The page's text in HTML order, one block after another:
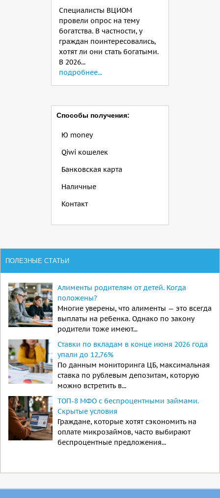
Специалисты ВЦИОМ
провели опрос на тему
богатства. В частности, у
граждан поинтересовались,
хотят ли они стать богатыми.
В 2026...
подробнее...
Способы получения:
Ю money
Qiwi кошелек
Банковская карта
Наличные
Контакт
ПОЛЕЗНЫЕ СТАТЬИ
Алименты родителям от детей. Когда
положены?
Многие уверены, что алименты — это всегда
выплаты на ребенка. Однако по закону
родители тоже имеют...
Ставки по вкладам в конце июня 2026 года
упали до 12,76%
По данным мониторинга ЦБ, максимальная
ставка по рублевым депозитам, которую
можно встретить в...
ТОП-8 МФО с беспроцентными займами.
Скрытые условия
Граждане, которые хотят сэкономить на
оплате микрозаймов, часто выбирают
беспроцентные предложения...